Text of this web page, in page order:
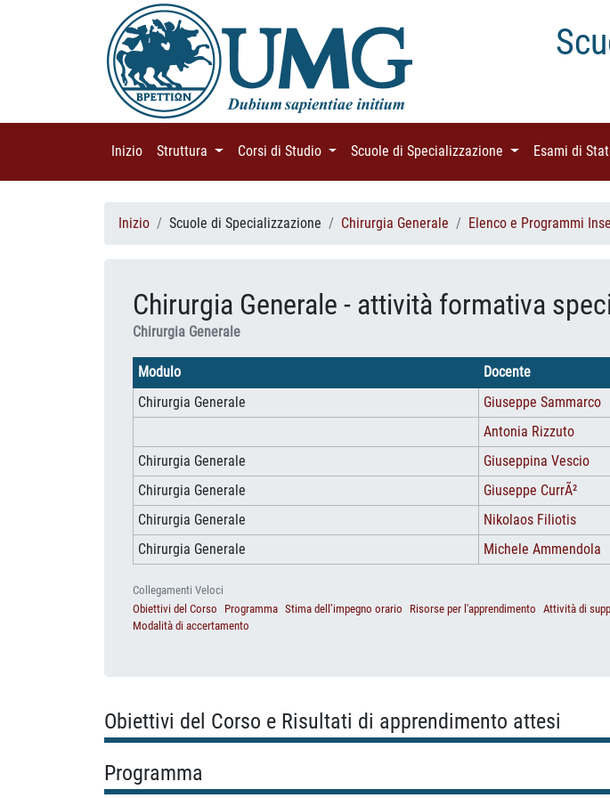
Inizio (current)
Struttura (current)Corsi di Studio (current)Scuole di Specializzazione (current)Esami di
Inizio Scuole di Specializzazione Chirurgia Generale Elenco e Programmi
Chirurgia Generale - attività formativa
Chirurgia Generale
Modulo Docente
Chirurgia Generale
Giuseppe Sammarco
Antonia Rizzuto
Chirurgia Generale
Giuseppina Vescio
Chirurgia Generale
Giuseppe CurrÃ²
Chirurgia Generale
Nikolaos Filiotis
Chirurgia Generale
Michele Ammendola
Collegamenti Veloci
Obiettivi del Corso
Programma Stima dell’impegno orario Risorse per l'apprendimento Attività di
Modalità di accertamento
Obiettivi del Corso e Risultati di apprendimento attesi
Programma